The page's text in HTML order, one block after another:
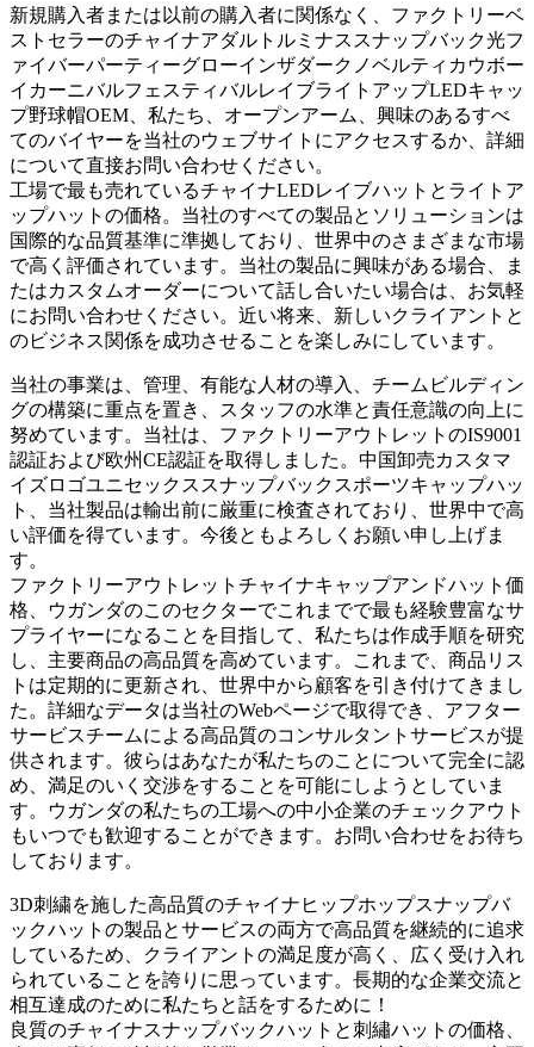
新規購入者または以前の購入者に関係なく、ファクトリーベ
ストセラーのチャイナアダルトルミナススナップバック光フ
ァイバーパーティーグローインザダークノベルティカウボー
イカーニバルフェスティバルレイブライトアップLEDキャッ
プ野球帽OEM、私たち、オープンアーム、興味のあるすべ
てのバイヤーを当社のウェブサイトにアクセスするか、詳細
について直接お問い合わせください。
工場で最も売れているチャイナLEDレイブハットとライトア
ップハットの価格。当社のすべての製品とソリューションは
国際的な品質基準に準拠しており、世界中のさまざまな市場
で高く評価されています。当社の製品に興味がある場合、ま
たはカスタムオーダーについて話し合いたい場合は、お気軽
にお問い合わせください。近い将来、新しいクライアントと
のビジネス関係を成功させることを楽しみにしています。
当社の事業は、管理、有能な人材の導入、チームビルディン
グの構築に重点を置き、スタッフの水準と責任意識の向上に
努めています。当社は、ファクトリーアウトレットのIS9001
認証および欧州CE認証を取得しました。中国卸売カスタマ
イズロゴユニセックススナップバックスポーツキャップハッ
ト、当社製品は輸出前に厳重に検査されており、世界中で高
い評価を得ています。今後ともよろしくお願い申し上げま
す。
ファクトリーアウトレットチャイナキャップアンドハット価
格、ウガンダのこのセクターでこれまでで最も経験豊富なサ
プライヤーになることを目指して、私たちは作成手順を研究
し、主要商品の高品質を高めています。これまで、商品リス
トは定期的に更新され、世界中から顧客を引き付けてきまし
た。詳細なデータは当社のWebページで取得でき、アフター
サービスチームによる高品質のコンサルタントサービスが提
供されます。彼らはあなたが私たちのことについて完全に認
め、満足のいく交渉をすることを可能にしようとしていま
す。ウガンダの私たちの工場への中小企業のチェックアウト
もいつでも歓迎することができます。お問い合わせをお待ち
しております。
3D刺繍を施した高品質のチャイナヒップホップスナップバ
ックハットの製品とサービスの両方で高品質を継続的に追求
しているため、クライアントの満足度が高く、広く受け入れ
られていることを誇りに思っています。長期的な企業交流と
相互達成のために私たちと話をするために！
良質のチャイナスナップバックハットと刺繡ハットの価格、